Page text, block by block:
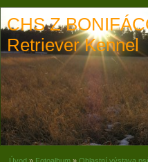
CHS Z
Retriever Kennel